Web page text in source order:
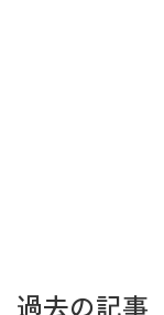
過去の記事